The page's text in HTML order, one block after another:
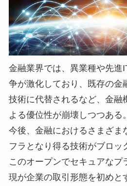
金融業界では、異業種や先進
争が激化しており、既存の金
技術に代替されるなど、金融
よる優位性が崩壊しつつある。
今後、金融におけるさまざま
フラとなり得る技術がブロッ
このオープンでセキュアなプ
現が企業の取引形態を初めと